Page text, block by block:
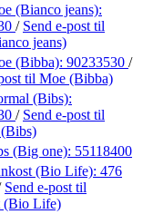
(Bianco jeans):
/ Send e-post til
jeans)
(Bibba): 90233530 /
til Moe (Bibba)
(Bibs):
/ Send e-post til
(Big one): 55118400
(Bio Life): 476
Send e-post til
(Bio Life)